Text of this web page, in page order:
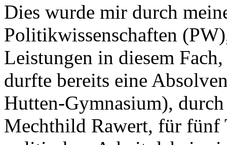
Dies wurde mir durch
Politikwissenschaften
Leistungen in diesem
durfte bereits eine
Hutten-Gymnasium),
Mechthild Rawert, für fünf